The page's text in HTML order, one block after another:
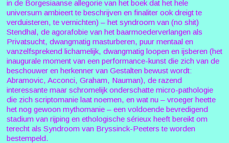
in de Borgesiaanse allegorie van het boek dat het hele
universum ambieert te beschrijven en finaliter ook dreigt te
verduisteren, te vernichten) – het syndroom van (no shit)
Stendhal, de agorafobie van het baarmoederverlangen als
Privatsucht, dwangmatig masturberen, puur mentaal en
vanzelfsprekend lichamelijk, dwangmatig loopen en ijsberen (het
inaugurale moment van een performance-kunst die zich van de
beschouwer en herkenner van Gestalten bewust wordt:
Abramovic, Acconci, Graham, Nauman), de razend
interessante maar schromelijk onderschatte micro-pathologie
die zich scriptomanie laat noemen, en wat nu – vroeger heette
het nog gewoon mythomanie – een voldoende bevredigend
stadium van rijping en ethologische sérieux heeft bereikt om
terecht als Syndroom van Bryssinck-Peeters te worden
bestempeld.